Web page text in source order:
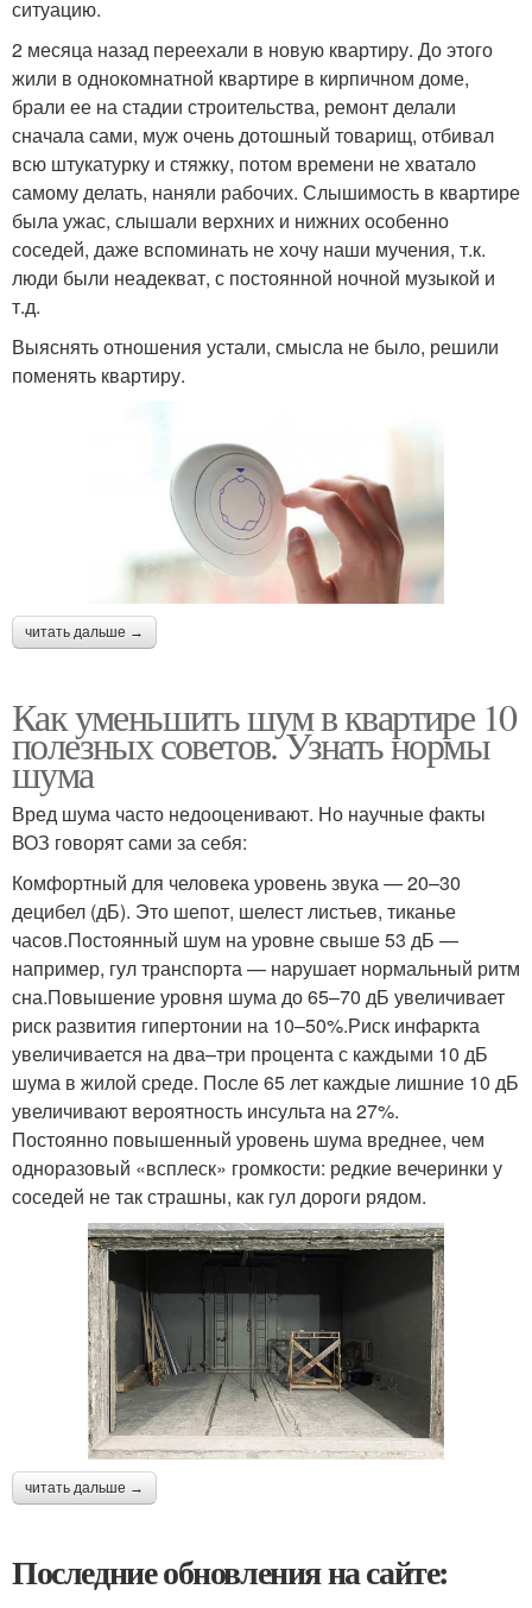
ситуацию.
2 месяца назад переехали в новую квартиру. До этого
жили в однокомнатной квартире в кирпичном доме,
брали ее на стадии строительства, ремонт делали
сначала сами, муж очень дотошный товарищ, отбивал
всю штукатурку и стяжку, потом времени не хватало
самому делать, наняли рабочих. Слышимость в квартире
была ужас, слышали верхних и нижних особенно
соседей, даже вспоминать не хочу наши мучения, т.к.
люди были неадекват, с постоянной ночной музыкой и
т.д.
Выяснять отношения устали, смысла не было, решили
поменять квартиру.
читать дальше →
Как уменьшить шум в квартире 10
полезных советов. Узнать нормы
шума
Вред шума часто недооценивают. Но научные факты
ВОЗ говорят сами за себя:
Комфортный для человека уровень звука — 20–30
децибел (дБ). Это шепот, шелест листьев, тиканье
часов.Постоянный шум на уровне свыше 53 дБ —
например, гул транспорта — нарушает нормальный ритм
сна.Повышение уровня шума до 65–70 дБ увеличивает
риск развития гипертонии на 10–50%.Риск инфаркта
увеличивается на два–три процента с каждыми 10 дБ
шума в жилой среде. После 65 лет каждые лишние 10 дБ
увеличивают вероятность инсульта на 27%.
Постоянно повышенный уровень шума вреднее, чем
одноразовый «всплеск» громкости: редкие вечеринки у
соседей не так страшны, как гул дороги рядом.
читать дальше →
Последние обновления на сайте: